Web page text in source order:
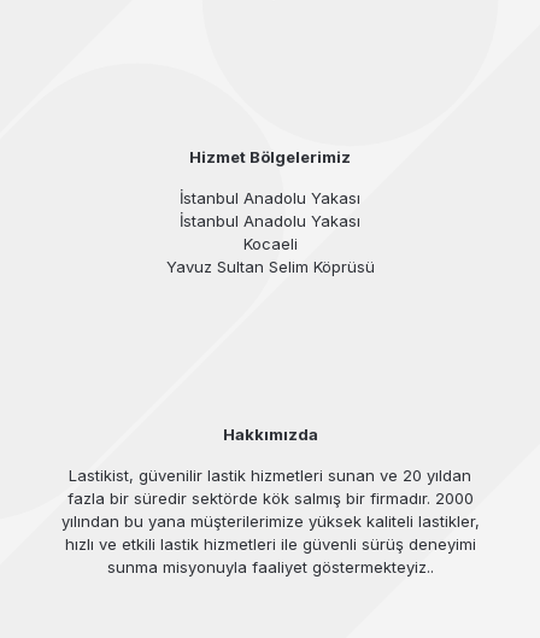
Hizmet Bölgelerimiz
İstanbul Anadolu Yakası
İstanbul Anadolu Yakası
Kocaeli
Yavuz Sultan Selim Köprüsü
Hakkımızda
Lastikist, güvenilir lastik hizmetleri sunan ve 20 yıldan
fazla bir süredir sektörde kök salmış bir firmadır. 2000
yılından bu yana müşterilerimize yüksek kaliteli lastikler,
hızlı ve etkili lastik hizmetleri ile güvenli sürüş deneyimi
sunma misyonuyla faaliyet göstermekteyiz..